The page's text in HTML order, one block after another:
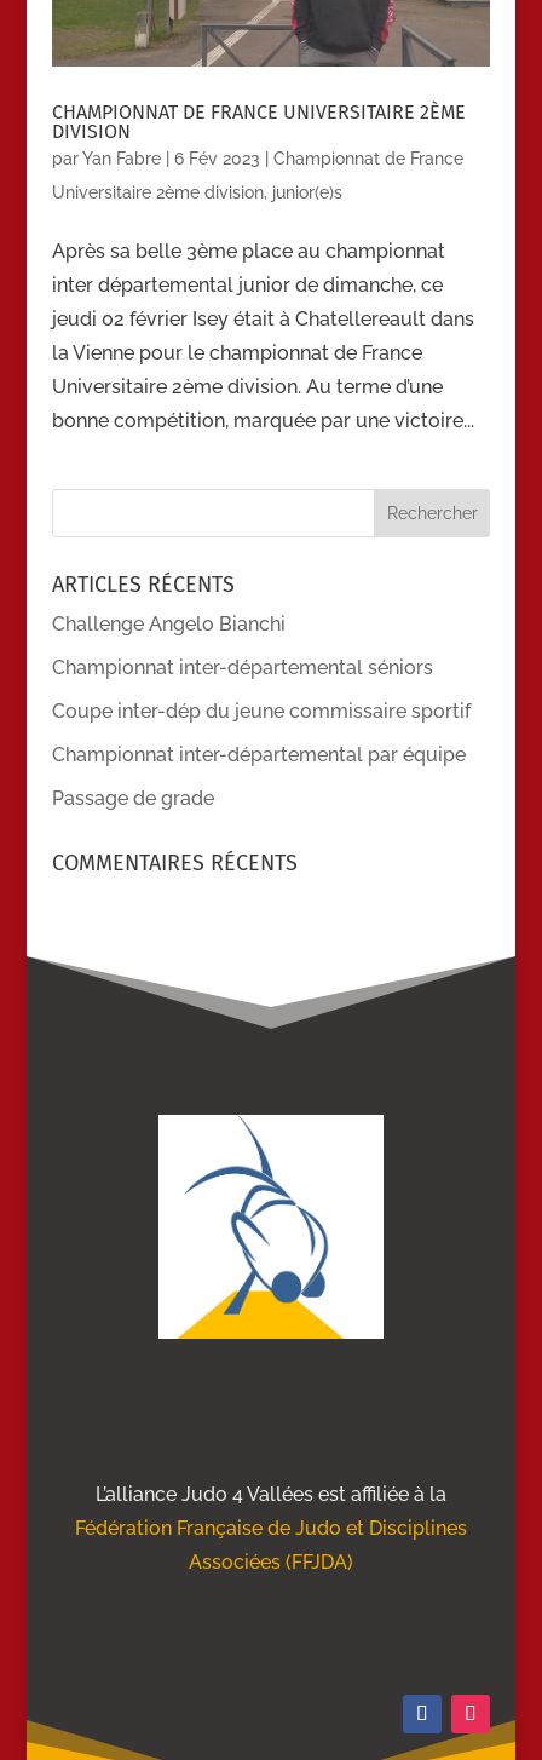
CHAMPIONNAT DE FRANCE UNIVERSITAIRE 2ÈME
DIVISION
parYan Fabre| 6 Fév 2023
Championnat de France
Universitaire 2ème division, junior(e)s
Après sa belle 3ème place au championnat
inter départemental junior de dimanche, ce
jeudi 02 février Isey était à Chatellereault dans
la Vienne pour le championnat de France
Universitaire 2ème division. Au terme d’une
bonne compétition, marquée par une victoire...
ARTICLES RÉCENTS
Challenge Angelo Bianchi
Championnat inter-départemental séniors
Coupe inter-dép du jeune commissaire sportif
Championnat inter-départemental par équipe
Passage de grade
COMMENTAIRES RÉCENTS
L’alliance Judo 4 Vallées est affiliée à la
Fédération Française de Judo et Disciplines
Associées (FFJDA)